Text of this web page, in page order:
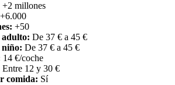
+2 millones
+6.000
+50
adulto: De 37 € a 45 €
niño: De 37 € a 45 €
14 €/coche
Entre 12 y 30 €
comida: Sí